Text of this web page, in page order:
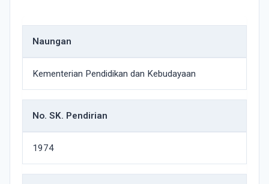
Naungan
Kementerian Pendidikan dan Kebudayaan
No. SK. Pendirian
1974